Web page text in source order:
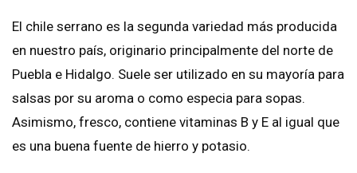
El chile serrano es la segunda variedad más producida
en nuestro país, originario principalmente del norte de
Puebla e Hidalgo. Suele ser utilizado en su mayoría para
salsas por su aroma o como especia para sopas.
Asimismo, fresco, contiene vitaminas B y E al igual que
es una buena fuente de hierro y potasio.